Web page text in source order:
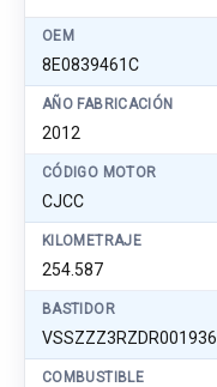
OEM
8E0839461C
AÑO FABRICACIÓN
2012
CÓDIGO MOTOR
CJCC
KILOMETRAJE
254.587
BASTIDOR
VSSZZZ3RZDR001936
COMBUSTIBLE